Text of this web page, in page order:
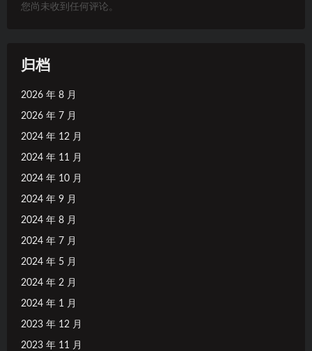
您尚未收到任何评论。
归档
2026 年 8 月
2026 年 7 月
2024 年 12 月
2024 年 11 月
2024 年 10 月
2024 年 9 月
2024 年 8 月
2024 年 7 月
2024 年 5 月
2024 年 2 月
2024 年 1 月
2023 年 12 月
2023 年 11 月